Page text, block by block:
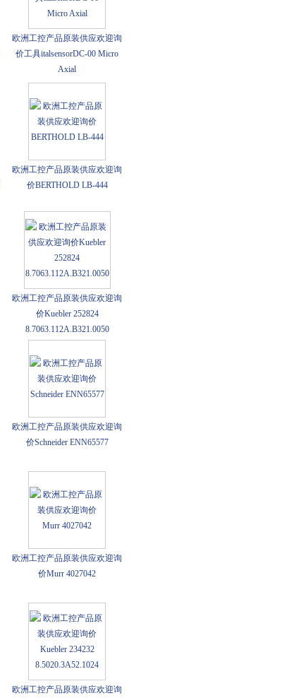
欧洲工控产品原装供应欢迎询
价工具italsensorDC-00 Micro
Axial
欧洲工控产品原装供应欢迎询
价BERTHOLD LB-444
欧洲工控产品原装供应欢迎询
价Kuebler 252824
8.7063.112A.B321.0050
欧洲工控产品原装供应欢迎询
价Schneider ENN65577
欧洲工控产品原装供应欢迎询
价Murr 4027042
欧洲工控产品原装供应欢迎询